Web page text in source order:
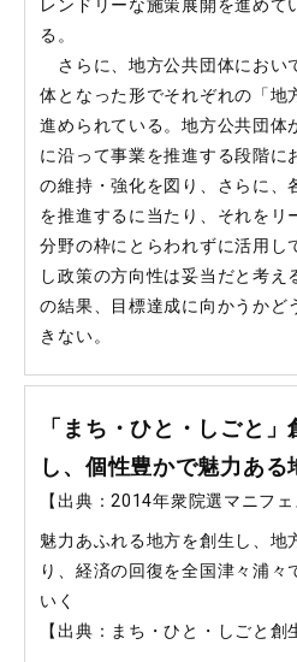
レンドリーな施策展開を進めて
る。
さらに、地方公共団体におい
体となった形でそれぞれの「地
進められている。地方公共団体
に沿って事業を推進する段階に
の維持・強化を図り、さらに、
を推進するに当たり、それをリ
分野の枠にとらわれずに活用し
し政策の方向性は妥当だと考え
の結果、目標達成に向かうかど
きない。
「まち・ひと・しごと
し、個性豊かで魅力ある
【出典：2014年衆院選マニフェ
魅力あふれる地方を創生し、地
り、経済の回復を全国津々浦々
いく
【出典：まち・ひと・しごと創